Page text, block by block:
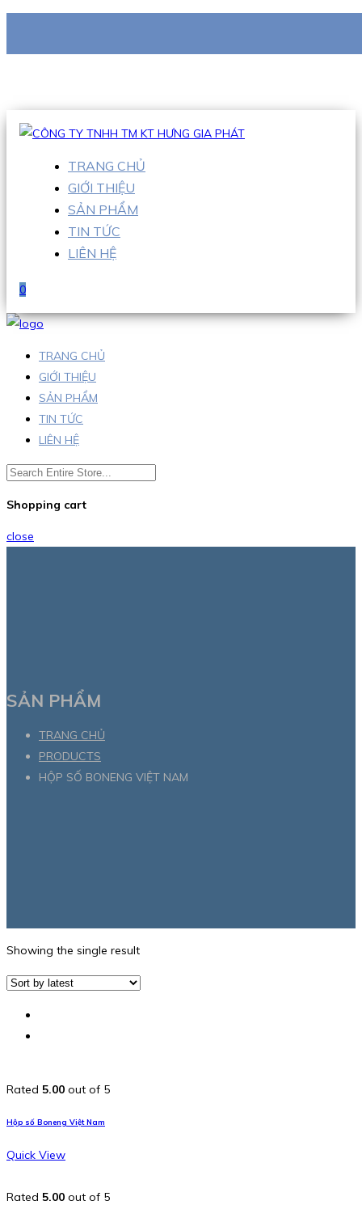
Hotline:0938 710 079
TRANG CHỦ
GIỚI THIỆU
SẢN PHẨM
TIN TỨC
LIÊN HỆ
0
TRANG CHỦ
GIỚI THIỆU
SẢN PHẨM
TIN TỨC
LIÊN HỆ
Shopping cart
close
SẢN PHẨM
TRANG CHỦ
PRODUCTS
HỘP SỐ BONENG VIỆT NAM
Showing the single result
Rated 5.00 out of 5
Hộp số Boneng Việt Nam
Quick View
Rated 5.00 out of 5